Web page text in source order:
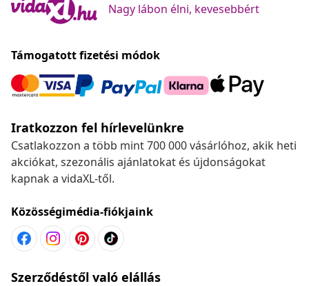
Nagy lábon élni, kevesebbért
Támogatott fizetési módok
Iratkozzon fel hírlevelünkre
Csatlakozzon a több mint 700 000 vásárlóhoz, akik heti
akciókat, szezonális ajánlatokat és újdonságokat
kapnak a vidaXL-től.
Közösségimédia-fiókjaink
Szerződéstől való elállás